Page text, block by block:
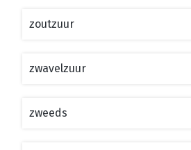
zoutzuur
zwavelzuur
zweeds